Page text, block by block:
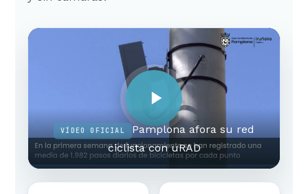
VÍDEO OFICIAL
Pamplona afora su red
ciclista con uRAD